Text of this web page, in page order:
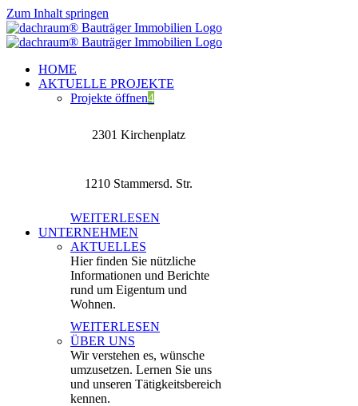
Zum Inhalt springen
HOME
AKTUELLE PROJEKTE
Projekte öffnen4
2301 Kirchenplatz
1210 Stammersd. Str.
WEITERLESEN
UNTERNEHMEN
AKTUELLES
Hier finden Sie nützliche
Informationen und Berichte
rund um Eigentum und
Wohnen.
WEITERLESEN
ÜBER UNS
Wir verstehen es, wünsche
umzusetzen. Lernen Sie uns
und unseren Tätigkeitsbereich
kennen.